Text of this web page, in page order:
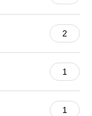
2
1
1